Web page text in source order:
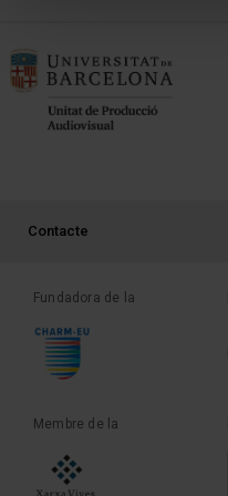
PEU 3
Contacte
Fundadora de la
Membre de la